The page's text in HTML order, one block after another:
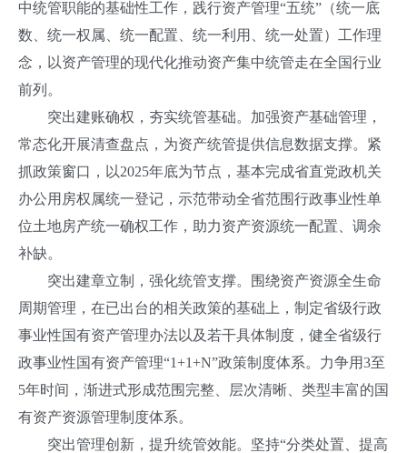
中统管职能的基础性工作，践行资产管理“五统”（统一底
数、统一权属、统一配置、统一利用、统一处置）工作理
念，以资产管理的现代化推动资产集中统管走在全国行业
前列。
突出建账确权，夯实统管基础。加强资产基础管理，
常态化开展清查盘点，为资产统管提供信息数据支撑。紧
抓政策窗口，以2025年底为节点，基本完成省直党政机关
办公用房权属统一登记，示范带动全省范围行政事业性单
位土地房产统一确权工作，助力资产资源统一配置、调余
补缺。
突出建章立制，强化统管支撑。围绕资产资源全生命
周期管理，在已出台的相关政策的基础上，制定省级行政
事业性国有资产管理办法以及若干具体制度，健全省级行
政事业性国有资产管理“1+1+N”政策制度体系。力争用3至
5年时间，渐进式形成范围完整、层次清晰、类型丰富的国
有资产资源管理制度体系。
突出管理创新，提升统管效能。坚持“分类处置、提高